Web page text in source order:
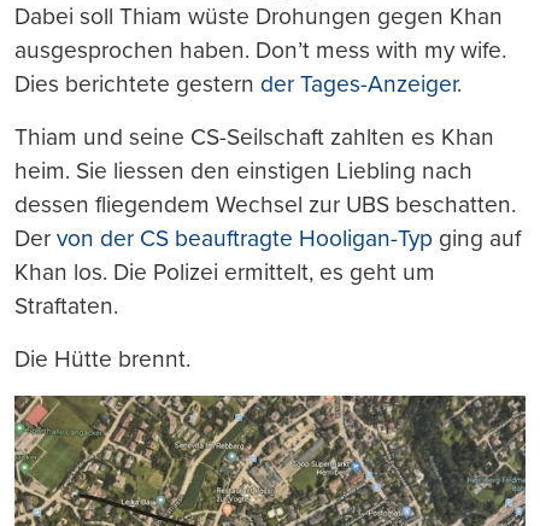
Dabei soll Thiam wüste Drohungen gegen Khan
ausgesprochen haben. Don’t mess with my wife.
Dies berichtete gestern der Tages-Anzeiger.
Thiam und seine CS-Seilschaft zahlten es Khan
heim. Sie liessen den einstigen Liebling nach
dessen fliegendem Wechsel zur UBS beschatten.
Der von der CS beauftragte Hooligan-Typ ging auf
Khan los. Die Polizei ermittelt, es geht um
Straftaten.
Die Hütte brennt.